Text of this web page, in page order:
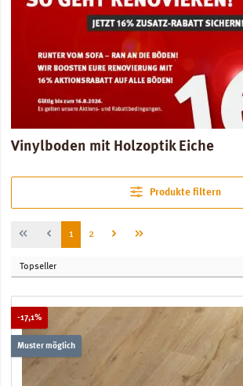
Vinylboden mit Holzoptik Eiche
Produkte filtern
Seite
1 Seite
2
-17,1%Rabatt
Muster möglich